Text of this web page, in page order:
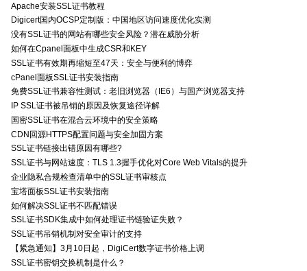
Apache安装SSL证书教程
Digicert国内OCSP定制版：中国地区访问速度优化实测
没有SSL证书的网站有哪些安全风险？潜在威胁分析
如何在Cpanel面板中生成CSR和KEY
SSL证书有效期再缩短至47天：安全与便利的博弈
cPanel面板SSL证书安装指南
免费SSL证书兼容性测试：老旧浏览器（IE6）与国产浏览器支持
IP SSL证书被吊销的原因及恢复途径详解
国密SSL证书在混合云环境中的安全策略
CDN回源HTTPS配置问题与安全加固方案
SSL证书链接出错原因有哪些?
SSL证书与网站速度：TLS 1.3握手优化对Core Web Vitals的提升
企业隐私合规检查清单中的SSL证书审核点
宝塔面板SSL证书安装指南
如何解决SSL证书不匹配错误
SSL证书SDK集成中如何处理证书链验证失败？
SSL证书吊销机制对安全审计的支持
【紧急通知】3月10日起，DigiCert数字证书价格上调
SSL证书密钥交换机制是什么？